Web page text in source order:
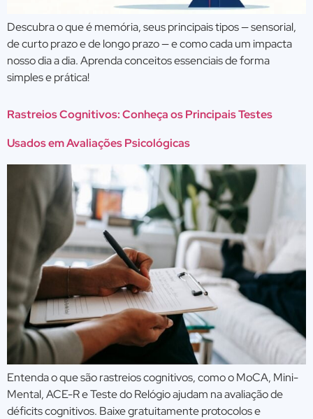
Descubra o que é memória, seus principais tipos — sensorial,
de curto prazo e de longo prazo — e como cada um impacta
nosso dia a dia. Aprenda conceitos essenciais de forma
simples e prática!
Rastreios Cognitivos: Conheça os Principais Testes
Usados em Avaliações Psicológicas
Entenda o que são rastreios cognitivos, como o MoCA, Mini-
Mental, ACE-R e Teste do Relógio ajudam na avaliação de
déficits cognitivos. Baixe gratuitamente protocolos e